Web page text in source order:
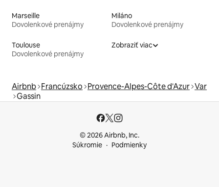
Marseille
Dovolenkové prenájmy
Miláno
Dovolenkové prenájmy
Toulouse
Dovolenkové prenájmy
Zobraziť viac
Airbnb Francúzsko Provence-Alpes-Côte d'Azur Var
Gassin
© 2026 Airbnb, Inc.
Súkromie
Podmienky